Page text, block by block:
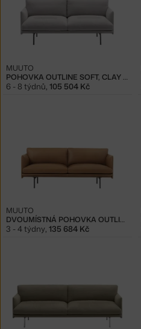
POHOVKA OUTLINE SOFT, CLAY 12
MUUTO
6 - 8 týdnů 105 504 Kč
DVOUMÍSTNÁ POHOVKA OUTLINE, COGNAC
MUUTO
3 - 4 týdny, 135 684 Kč